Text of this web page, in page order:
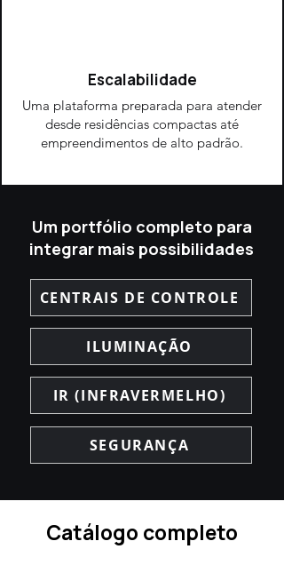
Escalabilidade
Uma plataforma preparada para atender
desde residências compactas até
empreendimentos de alto padrão.
Um portfólio completo para
integrar mais possibilidades
CENTRAIS DE CONTROLE
ILUMINAÇÃO
IR (INFRAVERMELHO)
SEGURANÇA
Catálogo completo